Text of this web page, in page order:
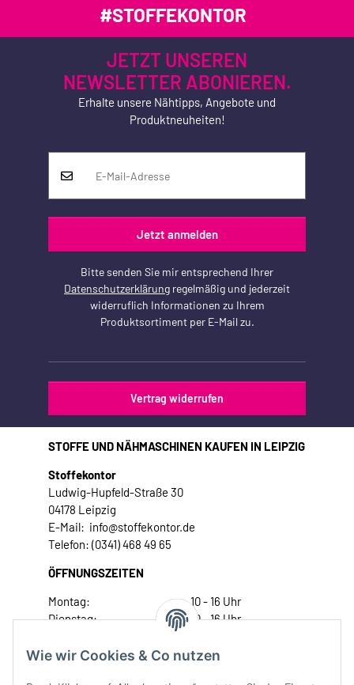
Wie wir Cookies & Co nutzen
#STOFFEKONTOR
JETZT UNSEREN
NEWSLETTER ABONIEREN.
Erhalte unsere Nähtipps, Angebote und
Produktneuheiten!
Jetzt anmelden
Bitte senden Sie mir entsprechend Ihrer
Datenschutzerklärung regelmäßig und jederzeit
widerruflich Informationen zu Ihrem
Produktsortiment per E-Mail zu.
Vertrag widerrufen
STOFFE UND NÄHMASCHINEN KAUFEN IN LEIPZIG
Stoffekontor
Ludwig-Hupfeld-Straße 30
04178 Leipzig
E-Mail: info@stoffekontor.de
Telefon: (0341) 468 49 65
ÖFFNUNGSZEITEN
Montag:
10 - 16 Uhr
Dienstag:
10 - 16 Uhr
Donnerstag:
10 - 18 Uhr